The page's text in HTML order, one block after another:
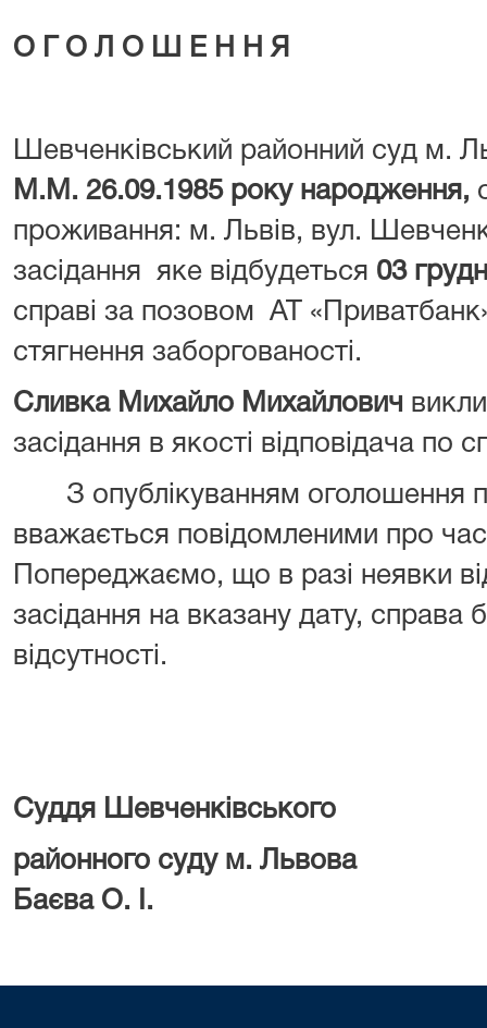
О Г О Л О Ш Е Н Н Я
Шевченківський районний суд м.
М.М. 26.09.1985 року народження,
проживання: м. Львів, вул.
засідання яке відбудеться 03
справі за позовом АТ
стягнення заборгованості.
Сливка Михайло Михайлович
засідання в якості відповідача по
З опублікуванням оголошення
вважається повідомленими про
Попереджаємо, що в разі неявки
засідання на вказану дату, справа
відсутності.
Суддя Шевченківського
районного
Баєва О. І.